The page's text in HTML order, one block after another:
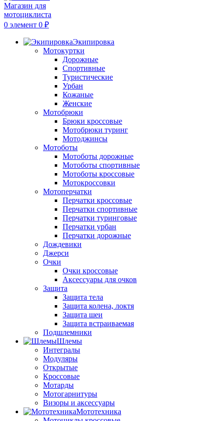
0 элемент 0 ₽
Экипировка
Мотокуртки
Дорожные
Спортивные
Туристические
Урбан
Кожаные
Женские
Мотобрюки
Брюки кроссовые
Мотобрюки туринг
Мотоджинсы
Мотоботы
Мотоботы дорожные
Мотоботы спортивные
Мотоботы кроссовые
Мотокроссовки
Мотоперчатки
Перчатки кроссовые
Перчатки спортивные
Перчатки туринговые
Перчатки урбан
Перчатки дорожные
Дождевики
Джерси
Очки
Очки кроссовые
Аксессуары для очков
Защита
Защита тела
Защита колена, локтя
Защита шеи
Защита встраиваемая
Подшлемники
Шлемы
Интегралы
Модуляры
Открытые
Кроссовые
Мотарды
Мотогарнитуры
Визоры и аксессуары
Мототехника